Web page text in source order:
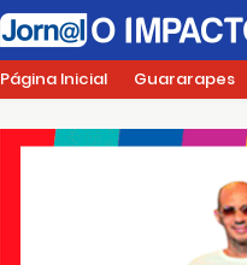
Página Inicial Guararapes